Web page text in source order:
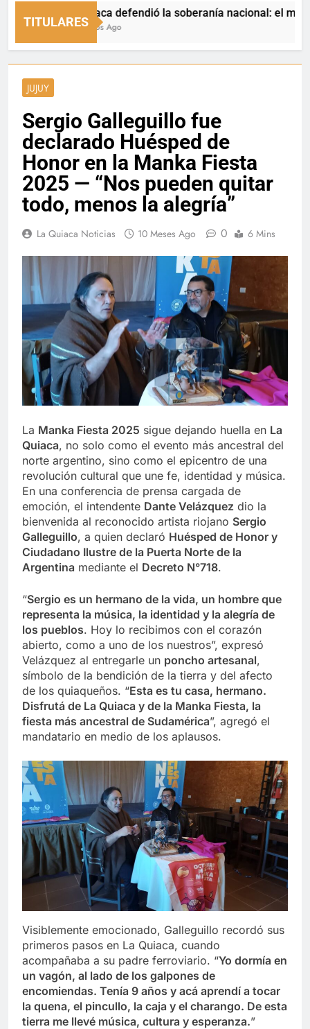
TITULARES
La Quiaca defendió la soberanía nacional: el
21 Minutos Ago
JUJUY
Sergio Galleguillo fue
declarado Huésped de
Honor en la Manka Fiesta
2025 — “Nos pueden quitar
todo, menos la alegría”
La Quiaca Noticias 10 Meses Ago 0 6 Mins
La Manka Fiesta 2025 sigue dejando huella en La
Quiaca, no solo como el evento más ancestral del
norte argentino, sino como el epicentro de una
revolución cultural que une fe, identidad y música.
En una conferencia de prensa cargada de
emoción, el intendente Dante Velázquez dio la
bienvenida al reconocido artista riojano Sergio
Galleguillo, a quien declaró Huésped de Honor y
Ciudadano Ilustre de la Puerta Norte de la
Argentina mediante el Decreto N°718.
“Sergio es un hermano de la vida, un hombre que
representa la música, la identidad y la alegría de
los pueblos. Hoy lo recibimos con el corazón
abierto, como a uno de los nuestros”, expresó
Velázquez al entregarle un poncho artesanal,
símbolo de la bendición de la tierra y del afecto
de los quiaqueños. “Esta es tu casa, hermano.
Disfrutá de La Quiaca y de la Manka Fiesta, la
fiesta más ancestral de Sudamérica”, agregó el
mandatario en medio de los aplausos.
Visiblemente emocionado, Galleguillo recordó sus
primeros pasos en La Quiaca, cuando
acompañaba a su padre ferroviario. “Yo dormía en
un vagón, al lado de los galpones de
encomiendas. Tenía 9 años y acá aprendí a tocar
la quena, el pincullo, la caja y el charango. De esta
tierra me llevé música, cultura y esperanza.”